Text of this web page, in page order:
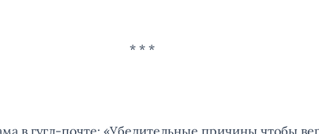
в гугл-почте: «Убедительные причины чтобы